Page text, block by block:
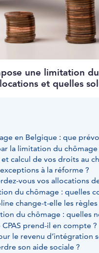
une limitation du
et quelles
en Belgique : que
la limitation du chômage
calcul de vos droits au
à la réforme ?
vous vos allocations
du chômage : quelles
change-t-elle les
du chômage : quelles
prend-il en compte ?
le revenu d’intégration
son aide sociale ?